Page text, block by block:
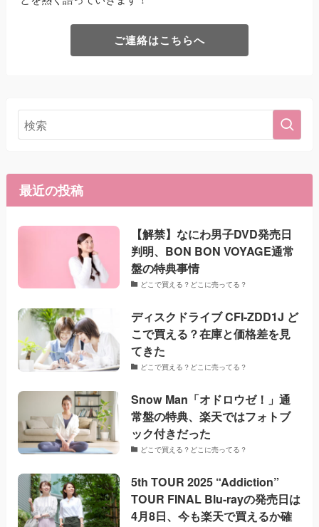
ご連絡はこちらへ
最近の投稿
【解禁】なにわ男子DVD発売日
判明、BON BON VOYAGE通常
盤の特典事情
どこで買える？どこに売ってる？
ディスクドライブ CFI-ZDD1J ど
こで買える？在庫と価格差を見
てきた
どこで買える？どこに売ってる？
Snow Man「オドロウゼ！」通
常盤の特典、楽天ではフォトブ
ック付きだった
どこで買える？どこに売ってる？
5th TOUR 2025 “Addiction”
TOUR FINAL Blu-rayの発売日は
4月8日、今も楽天で買えるか確